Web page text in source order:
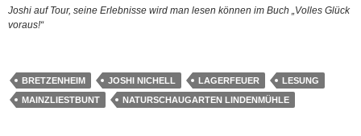
Joshi auf Tour, seine Erlebnisse wird man lesen können im Buch „Volles Glück
voraus!“
BRETZENHEIM JOSHI NICHELL LAGERFEUER
LESUNG
MAINZLIESTBUNT
NATURSCHAUGARTEN LINDENMÜHLE